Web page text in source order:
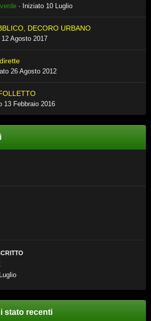
· Iniziato 10 Luglio
DECORO URBANO
12 Agosto 2017
26 Agosto 2012
13 Febbraio 2016
stato recenti